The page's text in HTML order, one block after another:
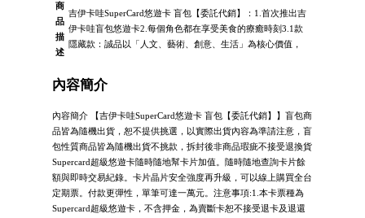
商
品
描
述
吉伊卡哇SuperCard悠遊卡 盲包【委託代銷】：1.首次推出吉
伊卡哇盲包悠遊卡2.每個角色都在享受美食的療癒時刻3.1款
隱藏款：誠品以「人文、藝術、創意、生活」為核心價值，
內容簡介
內容簡介 【吉伊卡哇SuperCard悠遊卡 盲包【委託代銷】】盲包商
品皆為隨機出貨，恕不提供挑選，以實際出貨內容為準請注意，盲
包性質商品皆為隨機出貨不挑款，拆封後非商品瑕疵不接受退換貨
Supercard超級悠遊卡隨時隨地幫卡片加值。隨時隨地查詢卡片餘
額與即時交易紀錄。卡片晶片安全強度再升級，可以線上購買全台
定期票。付款更彈性，單筆可達一萬元。注意事項:1.本卡票種為
Supercard超級悠遊卡，不含押金，為賣斷卡恕不接受退卡及退還